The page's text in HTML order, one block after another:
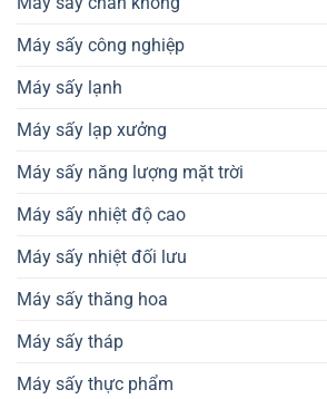
Máy sấy công nghiệp
Máy sấy lạnh
Máy sấy lạp xưởng
Máy sấy năng lượng mặt trời
Máy sấy nhiệt độ cao
Máy sấy nhiệt đối lưu
Máy sấy thăng hoa
Máy sấy tháp
Máy sấy thực phẩm